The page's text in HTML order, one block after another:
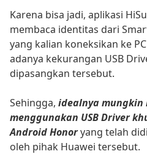
Karena bisa jadi, aplikasi
membaca identitas dari
yang kalian koneksikan ke
adanya kekurangan USB
dipasangkan tersebut.
Sehingga, idealnya mungkin
menggunakan USB Driver
Android Honoryang telah
oleh pihak Huawei tersebut.